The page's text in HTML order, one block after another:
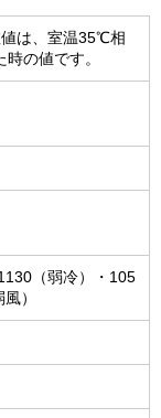
は、室温35℃相
の値です。
（弱冷）・105
）